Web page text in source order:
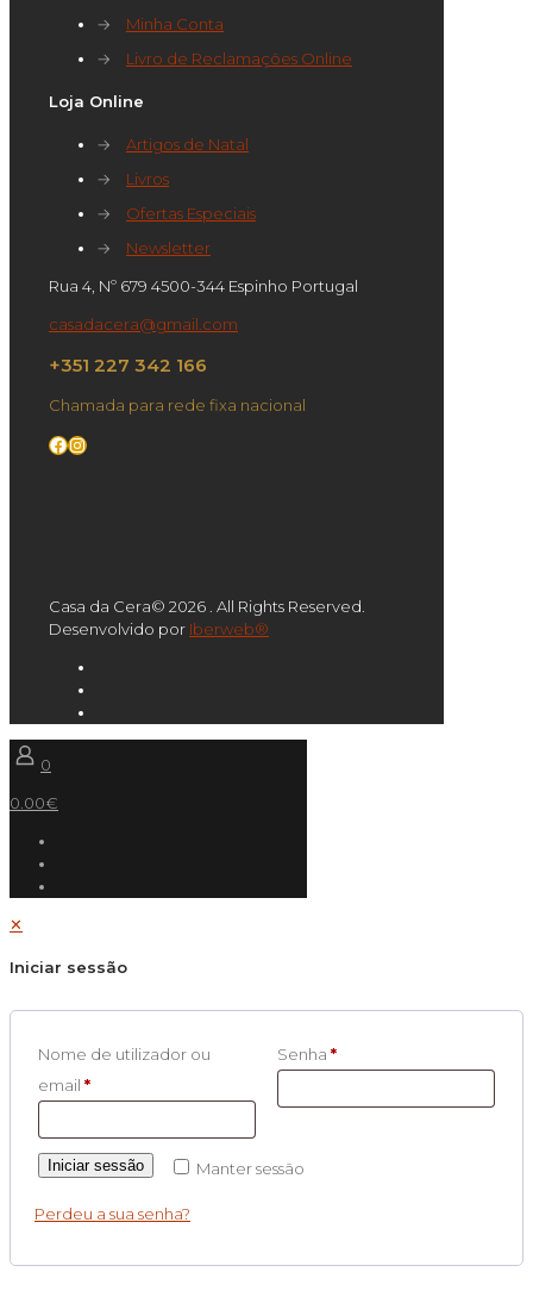
→
Minha Conta
→
Livro de Reclamações Online
Loja Online
→
Artigos de Natal
→
Livros
→
Ofertas Especiais
→
Newsletter
Rua 4, Nº 679 4500-344 Espinho Portugal
casadacera@gmail.com
+351 227 342 166
Chamada para rede fixa nacional
Facebook
Instagram
Casa da Cera© 2026 . All Rights Reserved.
Desenvolvido por Iberweb®
0
0.00€
✕
Iniciar sessão
Nome de utilizador ou
email *
Senha *
Manter sessão
Iniciar sessão
Perdeu a sua senha?